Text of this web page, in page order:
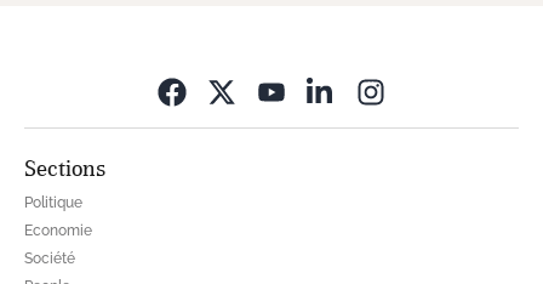
Sections
Politique
Economie
Société